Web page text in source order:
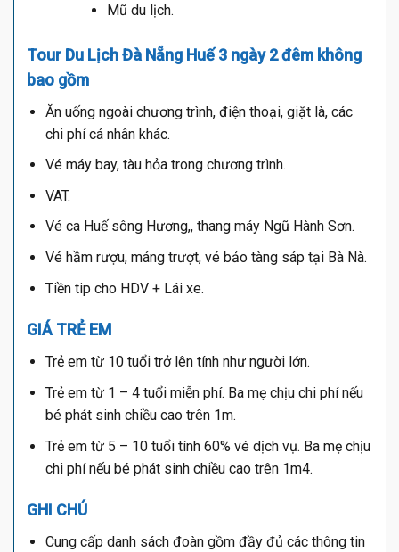
Mũ du lịch.
Tour Du Lịch Đà Nẵng Huế 3 ngày 2 đêm không
bao gồm
Ăn uống ngoài chương trình, điện thoại, giặt là, các
chi phí cá nhân khác.
Vé máy bay, tàu hỏa trong chương trình.
VAT.
Vé ca Huế sông Hương,, thang máy Ngũ Hành Sơn.
Vé hầm rượu, máng trượt, vé bảo tàng sáp tại Bà Nà.
Tiền tip cho HDV + Lái xe.
GIÁ TRẺ EM
Trẻ em từ 10 tuổi trở lên tính như người lớn.
Trẻ em từ 1 – 4 tuổi miễn phí. Ba mẹ chịu chi phí nếu
bé phát sinh chiều cao trên 1m.
Trẻ em từ 5 – 10 tuổi tính 60% vé dịch vụ. Ba mẹ chịu
chi phí nếu bé phát sinh chiều cao trên 1m4.
GHI CHÚ
Cung cấp danh sách đoàn gồm đầy đủ các thông tin